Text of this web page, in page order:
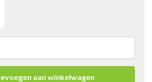
aan winkelwagen